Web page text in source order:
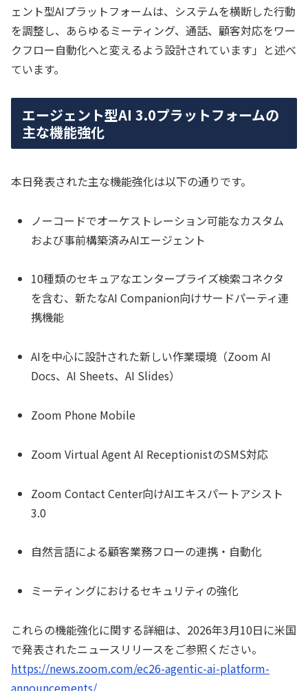
ェント型AIプラットフォームは、システムを横断した行動
を調整し、あらゆるミーティング、通話、顧客対応をワー
クフロー自動化へと変えるよう設計されています」と述べ
ています。
エージェント型AI 3.0プラットフォームの
主な機能強化
本日発表された主な機能強化は以下の通りです。
ノーコードでオーケストレーション可能なカスタム
および事前構築済みAIエージェント
10種類のセキュアなエンタープライズ検索コネクタ
を含む、新たなAI Companion向けサードパーティ連
携機能
AIを中心に設計された新しい作業環境（Zoom AI
Docs、AI Sheets、AI Slides）
Zoom Phone Mobile
Zoom Virtual Agent AI ReceptionistのSMS対応
Zoom Contact Center向けAIエキスパートアシスト
3.0
自然言語による顧客業務フローの連携・自動化
ミーティングにおけるセキュリティの強化
これらの機能強化に関する詳細は、2026年3月10日に米国
で発表されたニュースリリースをご参照ください。
https://news.zoom.com/ec26-agentic-ai-platform-
announcements/